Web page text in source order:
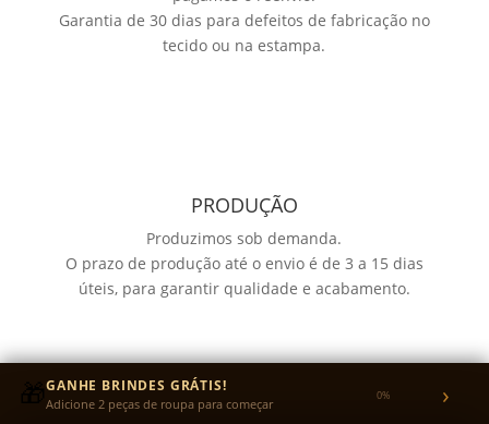
Garantia de 30 dias para defeitos de fabricação no
tecido ou na estampa.
PRODUÇÃO
Produzimos sob demanda.
O prazo de produção até o envio é de 3 a 15 dias
úteis, para garantir qualidade e acabamento.
🎁GANHE BRINDES GRÁTIS!
Adicione 2 peças de roupa para começar 0% ›